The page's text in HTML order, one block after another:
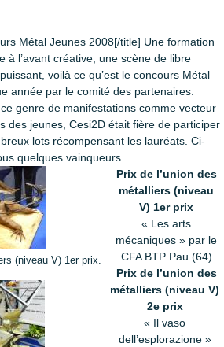
Métal Jeunes 2008[/title] Une formation
à l’avant créative, une scène de libre
voilà ce qu’est le concours Métal
année par le comité des partenaires.
genre de manifestations comme vecteur
des jeunes, Cesi2D était fière de participer
lots récompensant les lauréats. Ci-
quelques vainqueurs.
(niveau V) 1er prix.
Prix de l’union des
métalliers (niveau
V) 1er prix
« Les arts
mécaniques » par le
CFA BTP Pau (64)
Prix de l’union des
métalliers (niveau V)
2e prix
« Il vaso
dell’esplorazione »